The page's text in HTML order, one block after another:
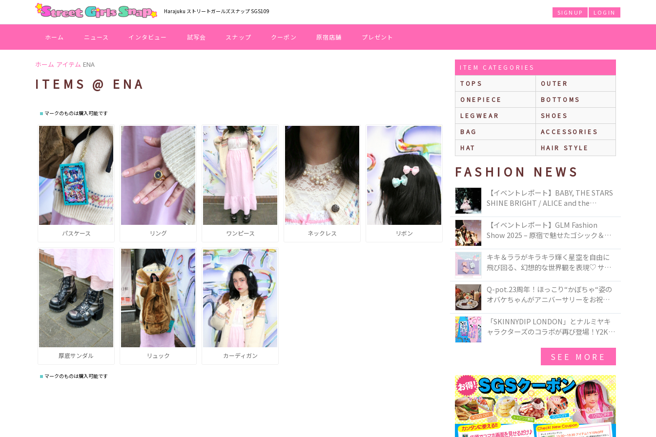
Harajuku ストリートガールズスナップ SGS109 LOGIN
SIGNUP
ホーム ニュース インタビュー 試写会 スナップ クーポン 原宿店舗 プレゼント
ホーム アイテム ENA
ITEMS @ ENA
マークのものは購入可能です
パスケース リング ワンピース ネックレス リボン
厚底サンダル リュック カーディガン
マークのものは購入可能です
ITEM CATEGORIES
TOPS
OUTER
ONEPIECE
BOTTOMS
LEGWEAR
SHOES
BAG
ACCESSORIES
HAT
HAIR STYLE
FASHION NEWS
【イベントレポート】BABY, THE STARS
SHINE BRIGHT / ALICE and the
TOKYO
【イベントレポート】GLM Fashion
Show 2025 – 原宿で魅せたゴシック＆ロ
キキ＆ララがキラキラ輝く星空を自由に
飛び回る、幻想的な世界観を表現♡ サマ
50周年アニバーサリーイヤー』を記念し
たコレクションが登場
Q-pot.23周年！ほっこり“かぼちゃ“姿の
オバケちゃんがアニバーサリーをお祝い
ー」が新発売！Q-pot CAFE.では「かぼち
ゃのオバケーキプレート」も登場
「SKINNYDIP LONDON」とナルミヤキ
ャラクターズのコラボが再び登場！Y2Kム
SEE MORE